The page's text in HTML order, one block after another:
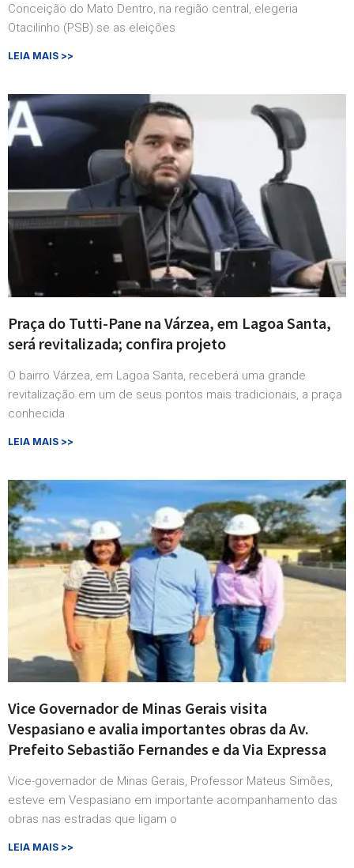
Conceição do Mato Dentro, na região central, elegeria
Otacilinho (PSB) se as eleições
LEIA MAIS >>
Praça do Tutti-Pane na Várzea, em Lagoa Santa,
será revitalizada; confira projeto
O bairro Várzea, em Lagoa Santa, receberá uma grande
revitalização em um de seus pontos mais tradicionais, a praça
conhecida
LEIA MAIS >>
Vice Governador de Minas Gerais visita
Vespasiano e avalia importantes obras da Av.
Prefeito Sebastião Fernandes e da Via Expressa
Vice-governador de Minas Gerais, Professor Mateus Simões,
esteve em Vespasiano em importante acompanhamento das
obras nas estradas que ligam o
LEIA MAIS >>